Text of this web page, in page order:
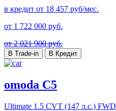
в кредит от 18 457 руб/мес.
от 1 722 000 руб.
от 2 021 900 руб.
В Trade-in В Кредит
omoda C5
Ultimate 1.5 CVT (147 л.с.) FWD